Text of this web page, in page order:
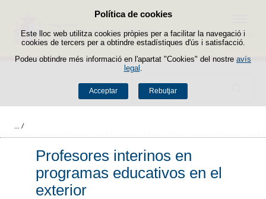
Política de cookies
Este lloc web utilitza cookies pròpies per a facilitar la navegació i
cookies de tercers per a obtindre estadístiques d'ús i satisfacció.
Podeu obtindre més informació en l'apartat "Cookies" del nostre avís
legal
Acceptar Rebutjar
Passar al contingut
Buscador
Menú
Profesores interinos en
programas educativos en el
exterior